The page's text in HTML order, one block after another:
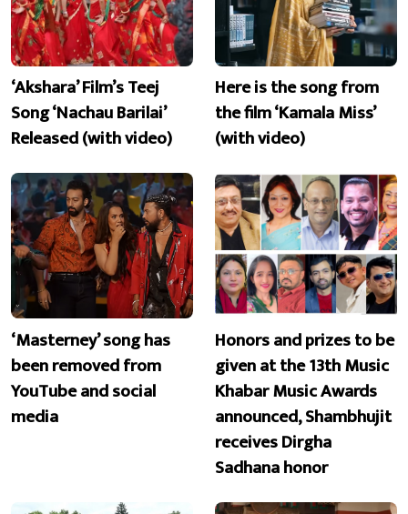
‘Akshara’ Film’s Teej
Song ‘Nachau Barilai’
Released (with video)
Here is the song from
the film ‘Kamala Miss’
(with video)
‘Masterney’ song has
been removed from
YouTube and social
media
Honors and prizes to be
given at the 13th Music
Khabar Music Awards
announced, Shambhujit
receives Dirgha
Sadhana honor